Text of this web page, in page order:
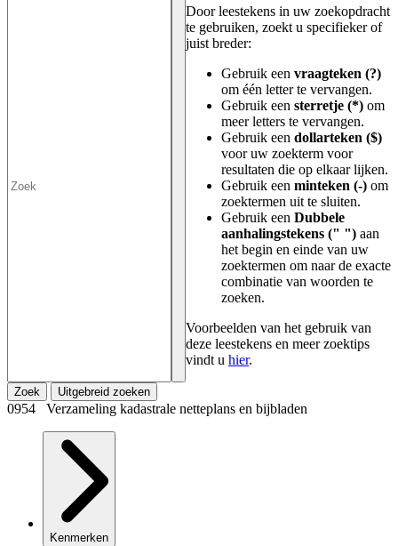
Door leestekens in uw zoekopdracht
te gebruiken, zoekt u specifieker of
juist breder:
Gebruik een vraagteken (?)
om één letter te vervangen.
Gebruik een sterretje (*) om
meer letters te vervangen.
Gebruik een dollarteken ($)
voor uw zoekterm voor
resultaten die op elkaar lijken.
Gebruik een minteken (-) om
zoektermen uit te sluiten.
Gebruik een Dubbele
aanhalingstekens (" ") aan
het begin en einde van uw
zoektermen om naar de exacte
combinatie van woorden te
zoeken.
Voorbeelden van het gebruik van
deze leestekens en meer zoektips
vindt u hier.
Zoek Uitgebreid zoeken
0954 Verzameling kadastrale netteplans en bijbladen
Kenmerken